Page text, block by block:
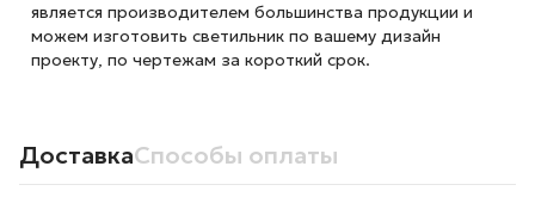
является производителем большинства продукции и
можем изготовить светильник по вашему дизайн
проекту, по чертежам за короткий срок.
ДоставкаСпособы оплаты